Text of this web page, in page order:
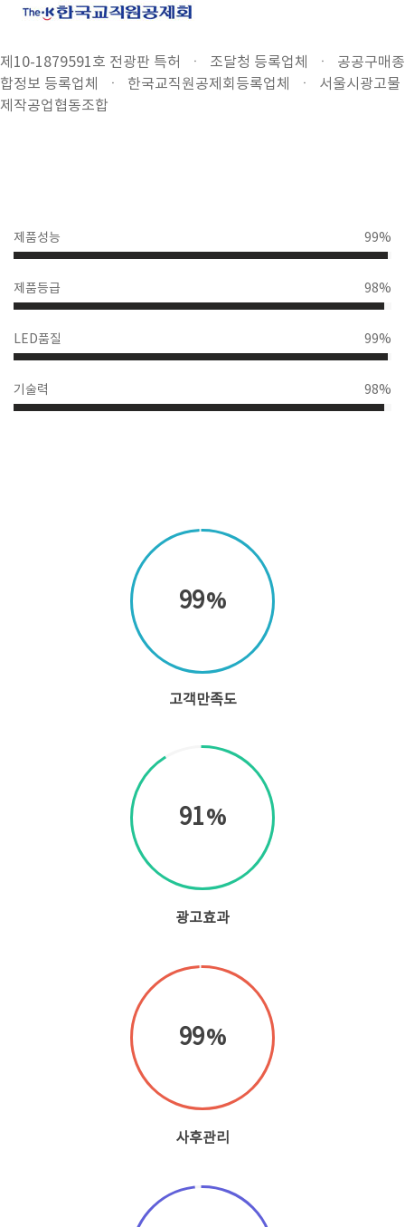
제10-1879591호 전광판 특허 ㆍ 조달청 등록업체 ㆍ 공공구매종
합정보 등록업체 ㆍ 한국교직원공제회등록업체 ㆍ 서울시광고물
제작공업협동조합
제품성능 99%
99%
제품등급 98%
98%
LED품질 99%
99%
기술력 98%
98%
99
고객만족도
91
광고효과
99
사후관리